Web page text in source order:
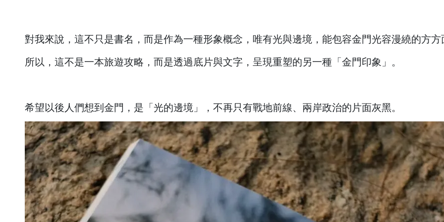
對我來說，這不只是書名，而是作為一種形象概念，唯有光與邊境，能包容金門光容漫繞的方方
所以，這不是一本旅遊攻略，而是透過底片與文字，呈現重塑的另一種「金門印象」。
希望以後人們想到金門，是「光的邊境」，不再只有戰地前線、兩岸政治的片面灰黑。